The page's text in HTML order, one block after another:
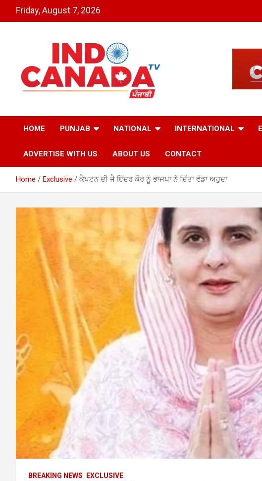
Friday, August 7, 2026
Indo Canada TV – The
Canada News Channel
HOME PUNJAB NATIONAL INTERNATIONAL
ADVERTISE WITH US ABOUT US CONTACT
Home Exclusive ਕੈਪਟਨ ਦੀ ਜੈ ਇੰਦਰ ਕੌਰ ਨੂੰ ਭਾਜਪਾ ਨੇ ਦਿੱਤਾ ਵੱਡਾ ਅਹੁਦਾ
BREAKING NEWS EXCLUSIVE